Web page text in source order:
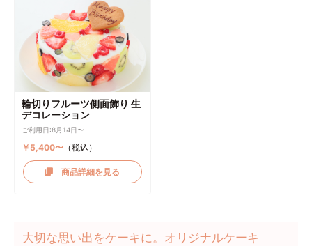
輪切りフルーツ側面飾り 生
デコレーション
ご利用日:8月14日〜
￥5,400〜（税込）
商品詳細を見る
大切な思い出をケーキに。オリジナルケーキ